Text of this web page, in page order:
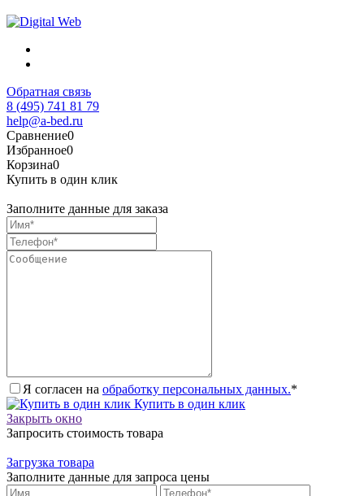
Обратная связь
8 (495) 741 81 79
help@a-bed.ru
Сравнение0
Избранное0
Корзина0
Купить в один клик
Заполните данные для заказа
Я согласен на обработку персональных данных.*
Купить в один клик
Закрыть окно
Запросить стоимость товара
Загрузка товара
Заполните данные для запроса цены